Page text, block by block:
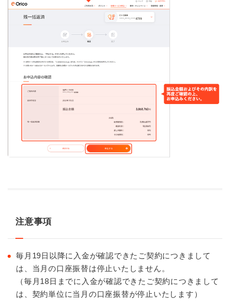
注意事項
毎月19日以降に入金が確認できたご契約につきまして
は、当月の口座振替は停止いたしません。
（毎月18日までに入金が確認できたご契約につきまして
は、契約単位に当月の口座振替が停止いたします）